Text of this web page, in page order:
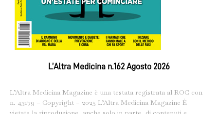
L’Altra Medicina n.162 Agosto 2026
L’Altra Medicina Magazine è una testata registrata al ROC con
n. 43179 – Copyright – 2025 L’Altra Medicina Magazine È